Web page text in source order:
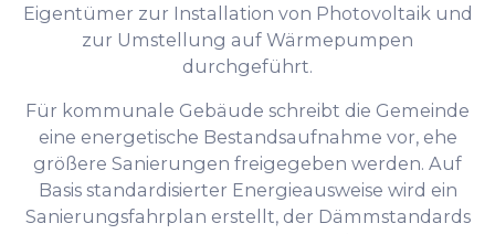
Eigentümer zur Installation von Photovoltaik und
zur Umstellung auf Wärmepumpen
durchgeführt.
Für kommunale Gebäude schreibt die Gemeinde
eine energetische Bestandsaufnahme vor, ehe
größere Sanierungen freigegeben werden. Auf
Basis standardisierter Energieausweise wird ein
Sanierungsfahrplan erstellt, der Dämmstandards